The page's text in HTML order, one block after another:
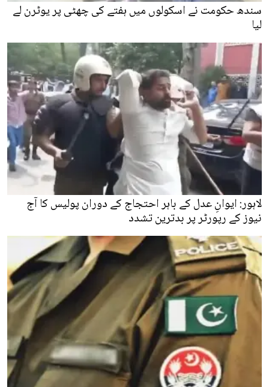
سندھ حکومت نے اسکولوں میں ہفتے کی چھٹی پر یوٹرن لے
لیا
لاہور: ایوانِ عدل کے باہر احتجاج کے دوران پولیس کا آج
نیوز کے رپورٹر پر بدترین تشدد